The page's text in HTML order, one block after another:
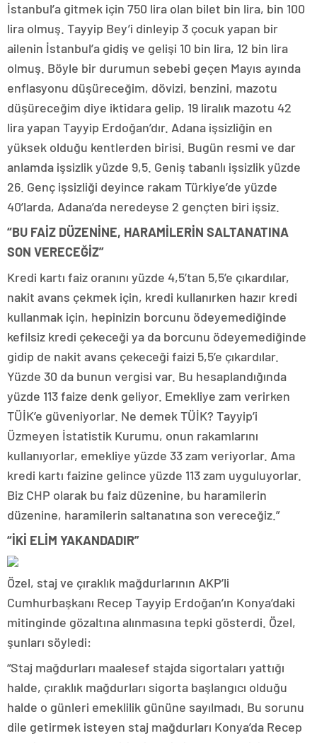
İstanbul’a gitmek için 750 lira olan bilet bin lira, bin 100
lira olmuş. Tayyip Bey’i dinleyip 3 çocuk yapan bir
ailenin İstanbul’a gidiş ve gelişi 10 bin lira, 12 bin lira
olmuş. Böyle bir durumun sebebi geçen Mayıs ayında
enflasyonu düşüreceğim, dövizi, benzini, mazotu
düşüreceğim diye iktidara gelip, 19 liralık mazotu 42
lira yapan Tayyip Erdoğan’dır. Adana işsizliğin en
yüksek olduğu kentlerden birisi. Bugün resmi ve dar
anlamda işsizlik yüzde 9,5. Geniş tabanlı işsizlik yüzde
26. Genç işsizliği deyince rakam Türkiye’de yüzde
40’larda, Adana’da neredeyse 2 gençten biri işsiz.
“BU FAİZ DÜZENİNE, HARAMİLERİN SALTANATINA
SON VERECEĞİZ”
Kredi kartı faiz oranını yüzde 4,5’tan 5,5’e çıkardılar,
nakit avans çekmek için, kredi kullanırken hazır kredi
kullanmak için, hepinizin borcunu ödeyemediğinde
kefilsiz kredi çekeceği ya da borcunu ödeyemediğinde
gidip de nakit avans çekeceği faizi 5,5’e çıkardılar.
Yüzde 30 da bunun vergisi var. Bu hesaplandığında
yüzde 113 faize denk geliyor. Emekliye zam verirken
TÜİK’e güveniyorlar. Ne demek TÜİK? Tayyip’i
Üzmeyen İstatistik Kurumu, onun rakamlarını
kullanıyorlar, emekliye yüzde 33 zam veriyorlar. Ama
kredi kartı faizine gelince yüzde 113 zam uyguluyorlar.
Biz CHP olarak bu faiz düzenine, bu haramilerin
düzenine, haramilerin saltanatına son vereceğiz.”
“İKİ ELİM YAKANDADIR”
Özel, staj ve çıraklık mağdurlarının AKP’li
Cumhurbaşkanı Recep Tayyip Erdoğan’ın Konya’daki
mitinginde gözaltına alınmasına tepki gösterdi. Özel,
şunları söyledi:
“Staj mağdurları maalesef stajda sigortaları yattığı
halde, çıraklık mağdurları sigorta başlangıcı olduğu
halde o günleri emeklilik gününe sayılmadı. Bu sorunu
dile getirmek isteyen staj mağdurları Konya’da Recep